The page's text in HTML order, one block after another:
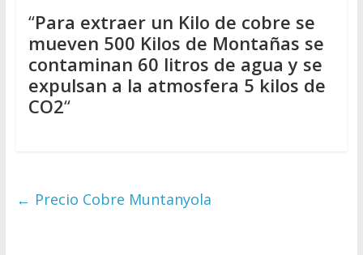
“Para extraer un Kilo de cobre se
mueven 500 Kilos de Montañas se
contaminan 60 litros de agua y se
expulsan a la atmosfera 5 kilos de
CO2“
← Precio Cobre Muntanyola